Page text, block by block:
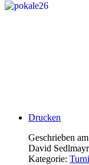
Drucken
Geschrieben
David
Kategorie: